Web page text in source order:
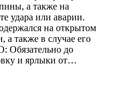
а также на
удара или аварии.
на открытом
также в случае его
Обязательно до
и ярлыки от…